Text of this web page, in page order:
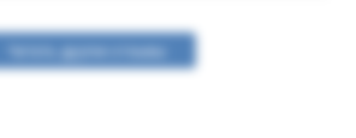
Читать другие отзывы